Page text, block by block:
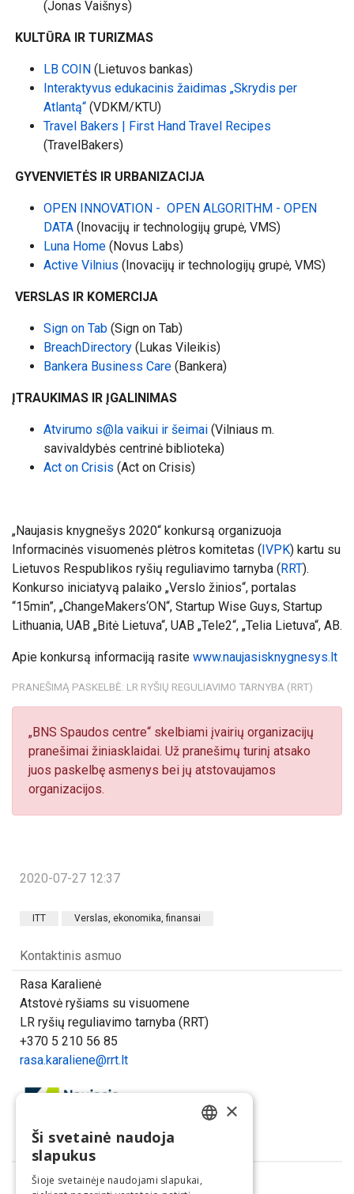
(Jonas Vaišnys)
KULTŪRA IR TURIZMAS
LB COIN (Lietuvos bankas)
Interaktyvus edukacinis žaidimas „Skrydis per
Atlantą“ (VDKM/KTU)
Travel Bakers | First Hand Travel Recipes
(TravelBakers)
GYVENVIETĖS IR URBANIZACIJA
OPEN INNOVATION - OPEN ALGORITHM - OPEN
DATA (Inovacijų ir technologijų grupė, VMS)
Luna Home (Novus Labs)
Active Vilnius (Inovacijų ir technologijų grupė, VMS)
VERSLAS IR KOMERCIJA
Sign on Tab (Sign on Tab)
BreachDirectory (Lukas Vileikis)
Bankera Business Care (Bankera)
ĮTRAUKIMAS IR ĮGALINIMAS
Atvirumo s@la vaikui ir šeimai (Vilniaus m.
savivaldybės centrinė biblioteka)
Act on Crisis (Act on Crisis)
„Naujasis knygnešys 2020“ konkursą organizuoja
Informacinės visuomenės plėtros komitetas (IVPK) kartu su
Lietuvos Respublikos ryšių reguliavimo tarnyba (RRT).
Konkurso iniciatyvą palaiko „Verslo žinios“, portalas
“15min”, „ChangeMakers‘ON“, Startup Wise Guys, Startup
Lithuania, UAB „Bitė Lietuva“, UAB „Tele2“, „Telia Lietuva“, AB.
Apie konkursą informaciją rasite www.naujasisknygnesys.lt
PRANEŠIMĄ PASKELBĖ: LR RYŠIŲ REGULIAVIMO TARNYBA (RRT)
„BNS Spaudos centre“ skelbiami įvairių organizacijų
pranešimai žiniasklaidai. Už pranešimų turinį atsako
juos paskelbę asmenys bei jų atstovaujamos
organizacijos.
2020-07-27 12:37
ITT Verslas, ekonomika, finansai
Kontaktinis asmuo
Rasa Karalienė
Atstovė ryšiams su visuomene
LR ryšių reguliavimo tarnyba (RRT)
+370 5 210 56 85
rasa.karaliene@rrt.lt
Dalintis
×
Ši svetainė naudoja
slapukus
Šioje svetainėje naudojami slapukai,